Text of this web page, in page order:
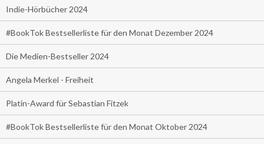
Indie-Hörbücher 2024
#BookTok Bestsellerliste für den Monat Dezember 2024
Die Medien-Bestseller 2024
Angela Merkel - Freiheit
Platin-Award für Sebastian Fitzek
#BookTok Bestsellerliste für den Monat Oktober 2024